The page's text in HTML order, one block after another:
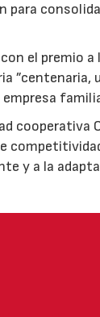
para
el premio a
”centenaria,
cooperativa
y a la